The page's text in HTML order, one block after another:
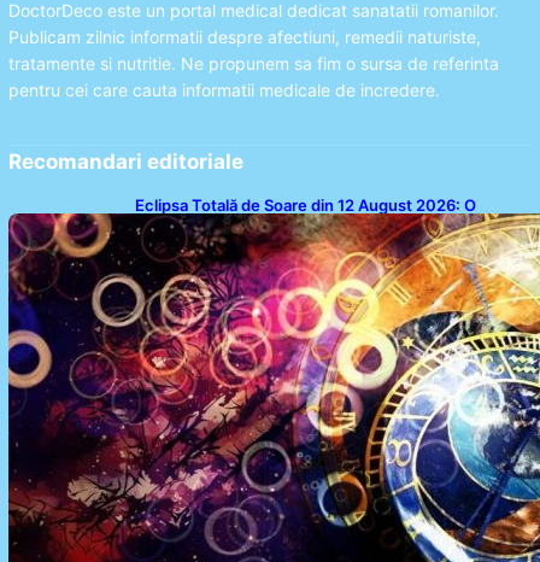
DoctorDeco este un portal medical dedicat sanatatii romanilor.
Publicam zilnic informatii despre afectiuni, remedii naturiste,
tratamente si nutritie. Ne propunem sa fim o sursa de referinta
pentru cei care cauta informatii medicale de incredere.
Recomandari editoriale
Eclipsa Totală de Soare din 12 August 2026: O
Analiză a Impactului asupra Trei Zodii și a Ciclului de
18 Ani